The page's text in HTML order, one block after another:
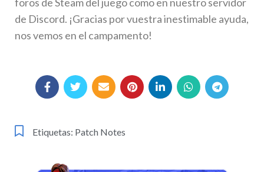
de Discord. ¡Gracias por vuestra inestimable ayuda,
nos vemos en el campamento!
Etiquetas: Patch Notes